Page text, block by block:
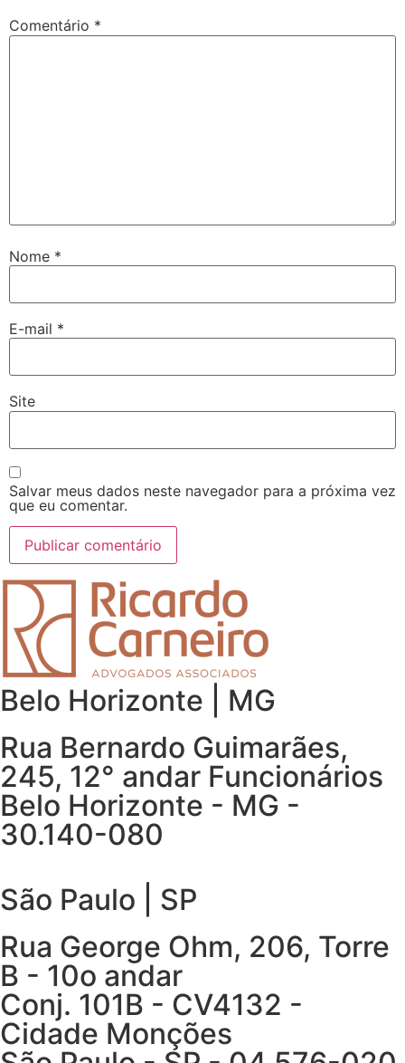
Comentário *
Nome *
E-mail *
Site
Salvar meus dados neste navegador para a próxima vez
que eu comentar.
Belo Horizonte | MG
Rua Bernardo Guimarães,
245, 12° andar Funcionários
Belo Horizonte - MG -
30.140-080
São Paulo | SP
Rua George Ohm, 206, Torre
B - 10o andar
Conj. 101B - CV4132 -
Cidade Monções